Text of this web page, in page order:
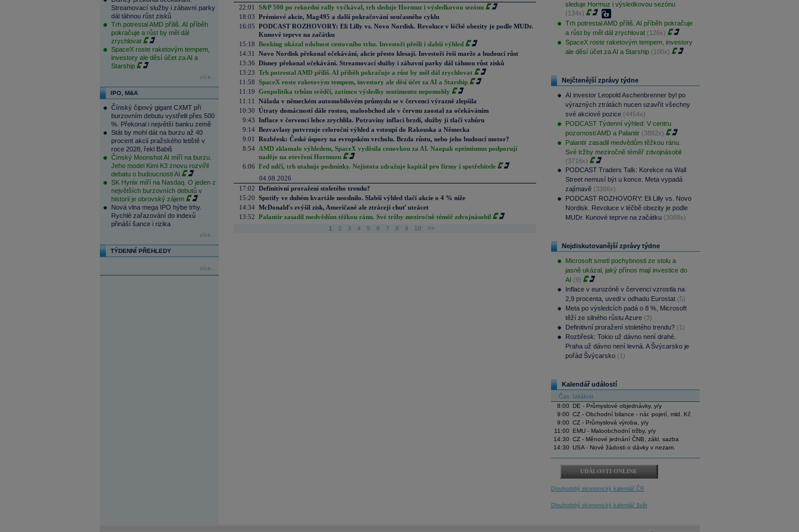
Streamovací služby i zábavní parky
dál táhnou růst zisků
Trh potrestal AMD příliš. AI příběh
pokračuje a růst by měl dál
zrychlovat
SpaceX roste raketovým tempem,
investory ale děsí účet za AI a
Starship
více...
IPO, M&A
Čínský čipový gigant CXMT při
burzovním debutu vystřelil přes 500
%. Překonal i největší banku země
Stát by mohl dát na burzu až 40
procent akcií pražského letiště v
roce 2028, řekl Babiš
Čínský Moonshot AI míří na burzu.
Jeho model Kimi K3 znovu rozvířil
debatu o budoucnosti AI
SK Hynix míří na Nasdaq. O jeden z
největších burzovních debutů v
historii je obrovský zájem
Nová vlna mega IPO hýbe trhy.
Rychlé zařazování do indexů
přináší šance i rizika
více...
TÝDENNÍ PŘEHLEDY
více...
22:01
S&P 500 po rekordní rally vyčkával, trh sleduje Hormuz i výsledkovou sezónu
18:03 Prémiové akcie, Mag495 a další pokračování současného cyklu
16:05 PODCAST ROZHOVORY: Eli Lilly vs. Novo Nordisk. Revoluce v léčbě obezity je podle MUDr.
Kunové teprve na začátku
15:18 Booking ukázal odolnost cestovního trhu. Investoři přešli i slabší výhled
14:31
Novo Nordisk překonal očekávání, akcie přesto klesají. Investoři řeší marže a budoucí růst
13:36 Disney překonal očekávání. Streamovací služby i zábavní parky dál táhnou růst zisků
13:23 Trh potrestal AMD příliš. AI příběh pokračuje a růst by měl dál zrychlovat
11:58 SpaceX roste raketovým tempem, investory ale děsí účet za AI a Starship
11:19 Geopolitika trhům svědčí, zatímco výsledky sentimentu nepomohly
11:11
Nálada v německém automobilovém průmyslu se v červenci výrazně zlepšila
10:30 Útraty domácností dále rostou, maloobchod ale v červnu zaostal za očekáváním
9:43 Inflace v červenci lehce zrychlila. Potraviny inflaci brzdí, služby ji tlačí vzhůru
9:14 Bezvavlasy potvrzuje celoroční výhled a vstoupí do Rakouska a Německa
9:01
Rozbřesk: České úspory na evropském vrcholu. Brzda růstu, nebo jeho budoucí motor?
8:54
AMD zklamalo výhledem, SpaceX vyděsila cenovkou za AI. Naopak optimismus podporují
naděje na otevření Hormuzu
6:06 Fed mlčí, trh utahuje podmínky. Nejistota zdražuje kapitál pro firmy i spotřebitele
04.08.2026
17:02 Definitivní proražení stoletého trendu?
15:20 Spotify ve duhém kvartále neoslnilo. Slabší výhled tlačí akcie o 4 % níže
14:34 McDonald's zvýšil zisk, Američané ale ztrácejí chuť utrácet
13:52 Palantir zasadil medvědům těžkou ránu. Své tržby meziročně téměř zdvojnásobil
1 2 3 4 5 6 7 8 9 10 >>
sleduje Hormuz i výsledkovou sezónu
(134x)
Trh potrestal AMD příliš. AI příběh pokračuje
a růst by měl dál zrychlovat (126x)
SpaceX roste raketovým tempem, investory
ale děsí účet za AI a Starship (100x)
Nejčtenější zprávy týdne
AI investor Leopold Aschenbrenner byl po
výrazných ztrátách nucen uzavřít všechny
své akciové pozice (4454x)
PODCAST Týdenní výhled: V centru
pozornosti AMD a Palantir (3892x)
Palantir zasadil medvědům těžkou ránu.
Své tržby meziročně téměř zdvojnásobil
(3716x)
PODCAST Traders Talk: Korekce na Wall
Street nemusí být u konce. Meta vypadá
zajímavě (3386x)
PODCAST ROZHOVORY: Eli Lilly vs. Novo
Nordisk. Revoluce v léčbě obezity je podle
MUDr. Kunové teprve na začátku (3088x)
Nejdiskutovanější zprávy týdne
Microsoft smetl pochybnosti ze stolu a
jasně ukázal, jaký přínos mají investice do
AI (9)
Inflace v eurozóně v červenci vzrostla na
2,9 procenta, uvedl v odhadu Eurostat (5)
Meta po výsledcích padá o 8 %, Microsoft
těží ze silného růstu Azure (3)
Definitivní proražení stoletého trendu? (1)
Rozbřesk: Tokio už dávno není drahé.
Praha už dávno není levná. A Švýcarsko je
pořád Švýcarsko (1)
Kalendář událostí
Čas Událost
8:00
DE - Průmyslové objednávky, y/y
9:00 CZ - Obchodní bilance - nár. pojetí, mld. Kč
9:00 CZ - Průmyslová výroba, y/y
11:00
EMU - Maloobchodní tržby, y/y
14:30 CZ - Měnové jednání ČNB, zákl. sazba
14:30 USA - Nové žádosti o dávky v nezam.
UDÁLOSTI ONLINE
Dlouhodobý ekonomický kalendář ČR
Dlouhodobý ekonomický kalendář Svět